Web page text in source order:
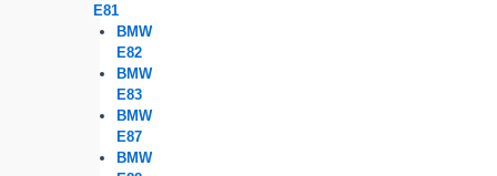
E81
BMW
E82
BMW
E83
BMW
E87
BMW